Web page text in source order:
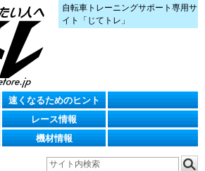
自転車トレーニングサポート専用サ
イト「じてトレ」
速くなるためのヒント
レース情報
機材情報